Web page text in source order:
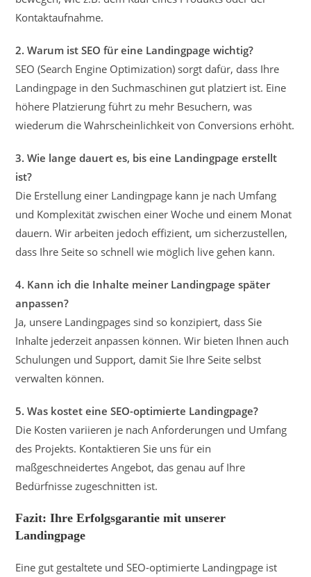
Kontaktaufnahme.
2. Warum ist SEO für eine Landingpage wichtig?
SEO (Search Engine Optimization) sorgt dafür, dass Ihre
Landingpage in den Suchmaschinen gut platziert ist. Eine
höhere Platzierung führt zu mehr Besuchern, was
wiederum die Wahrscheinlichkeit von Conversions erhöht.
3. Wie lange dauert es, bis eine Landingpage erstellt
ist?
Die Erstellung einer Landingpage kann je nach Umfang
und Komplexität zwischen einer Woche und einem Monat
dauern. Wir arbeiten jedoch effizient, um sicherzustellen,
dass Ihre Seite so schnell wie möglich live gehen kann.
4. Kann ich die Inhalte meiner Landingpage später
anpassen?
Ja, unsere Landingpages sind so konzipiert, dass Sie
Inhalte jederzeit anpassen können. Wir bieten Ihnen auch
Schulungen und Support, damit Sie Ihre Seite selbst
verwalten können.
5. Was kostet eine SEO-optimierte Landingpage?
Die Kosten variieren je nach Anforderungen und Umfang
des Projekts. Kontaktieren Sie uns für ein
maßgeschneidertes Angebot, das genau auf Ihre
Bedürfnisse zugeschnitten ist.
Fazit: Ihre Erfolgsgarantie mit unserer
Landingpage
Eine gut gestaltete und SEO-optimierte Landingpage ist